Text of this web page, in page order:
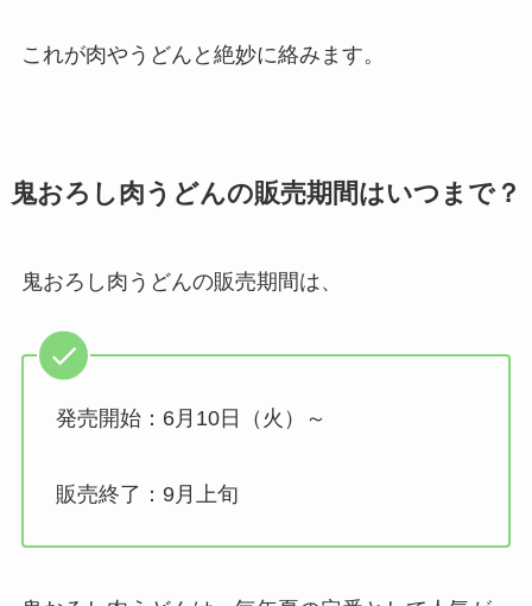
これが肉やうどんと絶妙に絡みます。
鬼おろし肉うどんの販売期間はいつまで？
鬼おろし肉うどんの販売期間は、
発売開始：6月10日（火）～
販売終了：9月上旬